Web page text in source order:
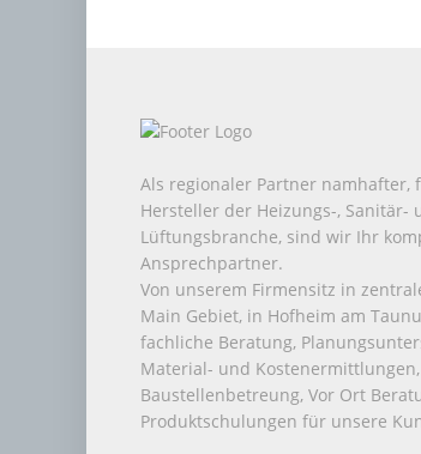
Als regionaler Partner namhafter,
Hersteller der Heizungs-, Sanitär-
Lüftungsbranche, sind wir Ihr
Ansprechpartner.
Von unserem Firmensitz in
Main Gebiet, in Hofheim am
fachliche Beratung,
Material- und Kostenermittlungen,
Baustellenbetreung, Vor Ort
Produktschulungen für unsere